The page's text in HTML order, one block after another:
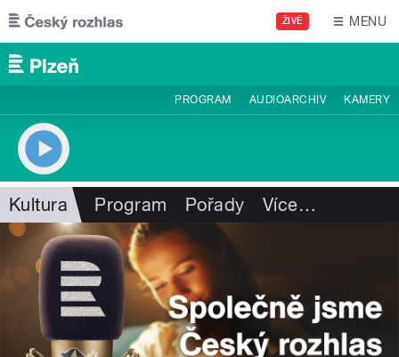
Přejít k hlavnímu obsahu
ŽIVĚ MENU
PROGRAM AUDIOARCHIV KAMERY
Kultura Program Pořady Více…